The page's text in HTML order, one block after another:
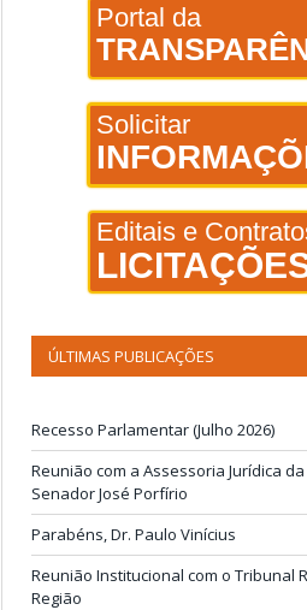
Portal da
Solicitar
Editais e
ÚLTIMAS PUBLICAÇÕES
Recesso Parlamentar (Julho 2026)
Reunião com a Assessoria Jurídica
Senador José Porfírio
Parabéns, Dr. Paulo Vinícius
Reunião Institucional com o Tribunal
Região